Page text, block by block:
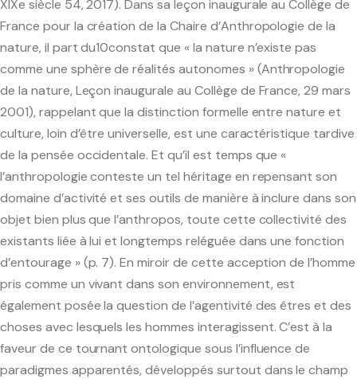
XIXe siècle 54, 2017). Dans sa leçon inaugurale au Collège de
France pour la création de la Chaire d’Anthropologie de la
nature, il part du10constat que « la nature n’existe pas
comme une sphère de réalités autonomes » (Anthropologie
de la nature, Leçon inaugurale au Collège de France, 29 mars
2001), rappelant que la distinction formelle entre nature et
culture, loin d’être universelle, est une caractéristique tardive
de la pensée occidentale. Et qu’il est temps que «
l’anthropologie conteste un tel héritage en repensant son
domaine d’activité et ses outils de manière à inclure dans son
objet bien plus que l’anthropos, toute cette collectivité des
existants liée à lui et longtemps reléguée dans une fonction
d’entourage » (p. 7). En miroir de cette acception de l’homme
pris comme un vivant dans son environnement, est
également posée la question de l’agentivité des êtres et des
choses avec lesquels les hommes interagissent. C’est à la
faveur de ce tournant ontologique sous l’influence de
paradigmes apparentés, développés surtout dans le champ